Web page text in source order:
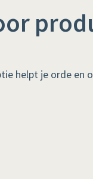
helpt je orde